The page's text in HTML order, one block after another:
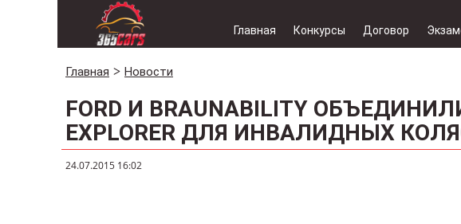
Главная Конкурсы Договор
Главная Новости
FORD И BRAUNABILITY
EXPLORER ДЛЯ ИНВАЛИДНЫХ
24.07.2015 16:02